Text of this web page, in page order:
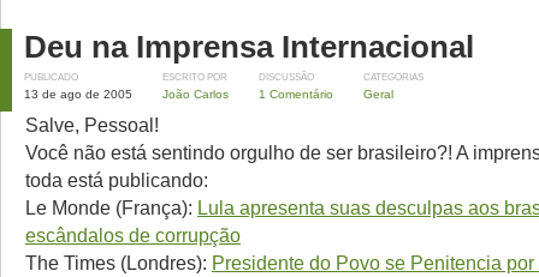
Deu na Imprensa Internacional
PUBLICADO
13 de ago de 2005
ESCRITO POR
João Carlos
DISCUSSÃO
1 Comentário
CATEGORIAS
Geral
Salve, Pessoal!
Você não está sentindo orgulho de ser brasileiro?! A
toda está publicando:
Le Monde (França): Lula apresenta suas desculpas aos
escândalos de corrupção
The Times (Londres): Presidente do Povo se Penitencia